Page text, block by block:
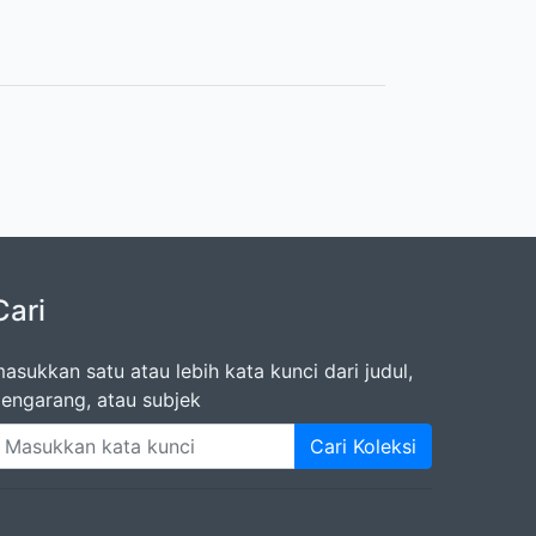
satu atau lebih kata kunci dari judul,
atau subjek
Cari Koleksi